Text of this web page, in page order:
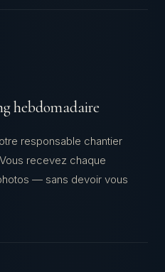
hebdomadaire
responsable chantier
recevez chaque
— sans devoir vous